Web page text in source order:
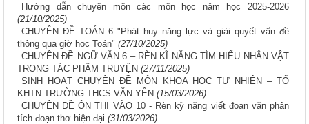
Hướng dẫn chuyên môn các môn học năm học 2025-2026
(21/10/2025)
CHUYÊN ĐỀ TOÁN 6 "Phát huy năng lực và giải quyết vấn đề
thông qua giờ học Toán" (27/10/2025)
CHUYÊN ĐỀ NGỮ VĂN 6 – RÈN KĨ NĂNG TÌM HIỂU NHÂN VẬT
TRONG TÁC PHẨM TRUYỆN (27/11/2025)
SINH HOẠT CHUYÊN ĐỀ MÔN KHOA HỌC TỰ NHIÊN – TỔ
KHTN TRƯỜNG THCS VĂN YÊN (15/03/2026)
CHUYÊN ĐỀ ÔN THI VÀO 10 - Rèn kỹ năng viết đoạn văn phân
tích đoạn thơ hiện đại (31/03/2026)